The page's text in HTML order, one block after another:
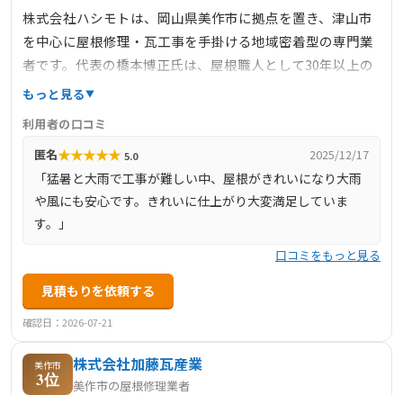
株式会社ハシモトは、岡山県美作市に拠点を置き、津山市
を中心に屋根修理・瓦工事を手掛ける地域密着型の専門業
者です。代表の橋本博正氏は、屋根職人として30年以上の
経験を持ち、全国の災害現場での修繕経験も豊富です。瓦
ど、幅広い工事に対応しています。無料の屋根診断を実施
しており、しっくいやコーキング剤の補修も行っていま
す。施工後のアフターサービスも充実しており、1年後と3
年後に点検を行い、必要に応じて無料で手直しを行ってい
ます。地域の皆様の安心・安全な暮らしを支えるため、丁
寧な施工と誠実な対応を心掛けています。
もっと見る
利用者の口コミ
匿名★★★★★ 5.0 2025/12/17
「猛暑と大雨で工事が難しい中、屋根がきれいになり大雨
や風にも安心です。きれいに仕上がり大変満足していま
す。」
口コミをもっと見る
見積もりを依頼する
確認日：2026-07-21
美作市
3位
株式会社加藤瓦産業
美作市の屋根修理業者